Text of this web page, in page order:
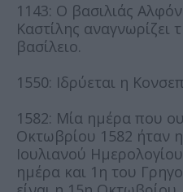
1143: Ο βασιλιάς
Καστίλης αναγνωρίζει
βασίλειο.
1550: Ιδρύεται η
1582: Μία ημέρα που
Οκτωβρίου 1582 ήταν
Ιουλιανού
ημέρα και 1η του